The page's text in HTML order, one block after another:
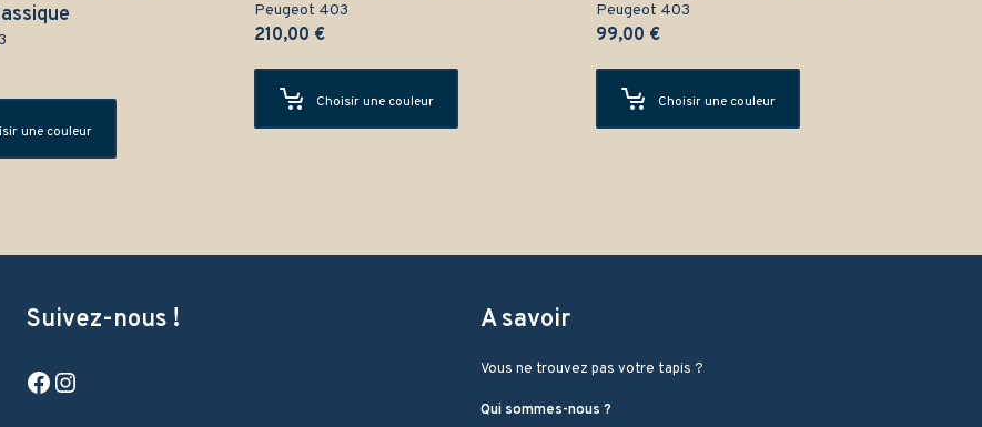
une couleur
Peugeot 403
210,00 €
Choisir une couleur
Peugeot 403
99,00 €
Choisir une couleur
Suivez-nous !
Facebook
A savoir
Vous ne trouvez pas votre tapis ?
Qui sommes-nous ?